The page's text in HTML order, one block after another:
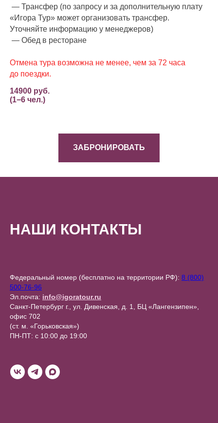
— Трансфер (по запросу и за дополнительную плату
«Игора Тур» может организовать трансфер.
Уточняйте информацию у менеджеров)
— Обед в ресторане
Отмена тура возможна не менее, чем за 72 часа
до поездки.
14900 руб.
(1−6 чел.)
ЗАБРОНИРОВАТЬ
НАШИ КОНТАКТЫ
Федеральный номер (бесплатно на территории РФ): 8 (800)
500-76-96
Эл.почта: info@igoratour.ru
Санкт-Петербург г., ул. Дивенская, д. 1, БЦ «Лангензипен»,
офис 702
(ст. м. «Горьковская»)
ПН-ПТ: с 10:00 до 19:00